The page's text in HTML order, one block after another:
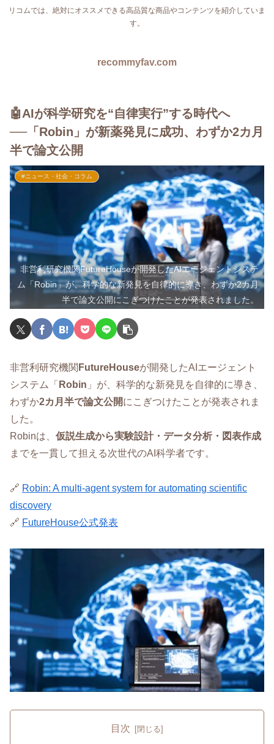
リコムでは、絶対にオススメできる高品質な商品やコンテンツを紹介していま
す。
recommyfav.com
🤖AIが科学研究を“自律実行”する時代へ
──「Robin」が新薬発見に成功、わずか2カ月
半で論文公開
#ニュース・社会・コラム
非営利研究機関FutureHouseが開発したAIエージェントシステ
ム「Robin」が、科学的な新発見を自律的に導き、わずか2カ月
半で論文公開にこぎつけたことが発表されました。
非営利研究機関 FutureHouseが開発したAIエージェント
システム「 Robin 」が、科学的な新発見を自律的に導き、
わずか2カ月半で論文公開にこぎつけたことが発表されま
した。
Robinは、 仮説生成から実験設計・データ分析・図表作成
までを一貫して担える次世代のAI科学者です。
🔗 Robin: A multi-agent system for automating scientific
discovery
🔗 FutureHouse公式発表
目次